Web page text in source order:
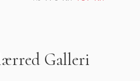
Galleri